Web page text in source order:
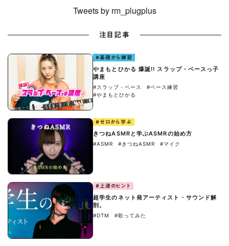
Tweets by rm_plugplus
注目記事
#基礎から練習
やまもとひかる 爆誕!! スラップ・ベースっ子
講座
#スラップ・ベース
#ベース練習
#やまもとひかる
#ゼロから学ぶ
きつねASMRと学ぶASMRの始め方
#ASMR #きつねASMR #マイク
#上達のヒント
超学生のネット発アーティスト・サウンド解
剖。
#DTM #歌ってみた